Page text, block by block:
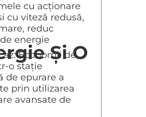
Și O
cu acționare
cu viteză redusă,
reduc
energie
Economii de
o stație
de epurare a
prin utilizarea
avansate de